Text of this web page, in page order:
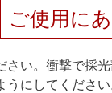
ご使用に
い。衝撃で採光
にしてください